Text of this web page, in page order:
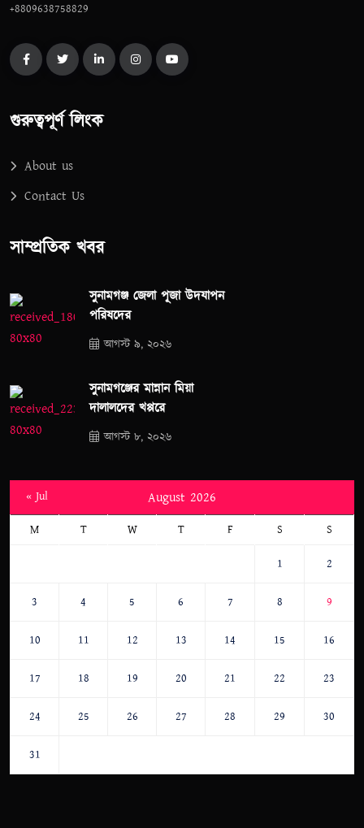
+8809638758829
গুরুত্বপূর্ণ লিংক
About us
Contact Us
সাম্প্রতিক খবর
সুনামগঞ্জ জেলা পূজা উদযাপন
পরিষদের
আগস্ট ৯, ২০২৬
সুনামগঞ্জের মান্নান মিয়া
দালালদের খপ্পরে
আগস্ট ৮, ২০২৬
August 2026
M T W T F S S
1 2
3 4 5 6 7 8 9
10 11 12 13 14 15 16
17 18 19 20 21 22 23
24 25 26 27 28 29 30
31
« Jul